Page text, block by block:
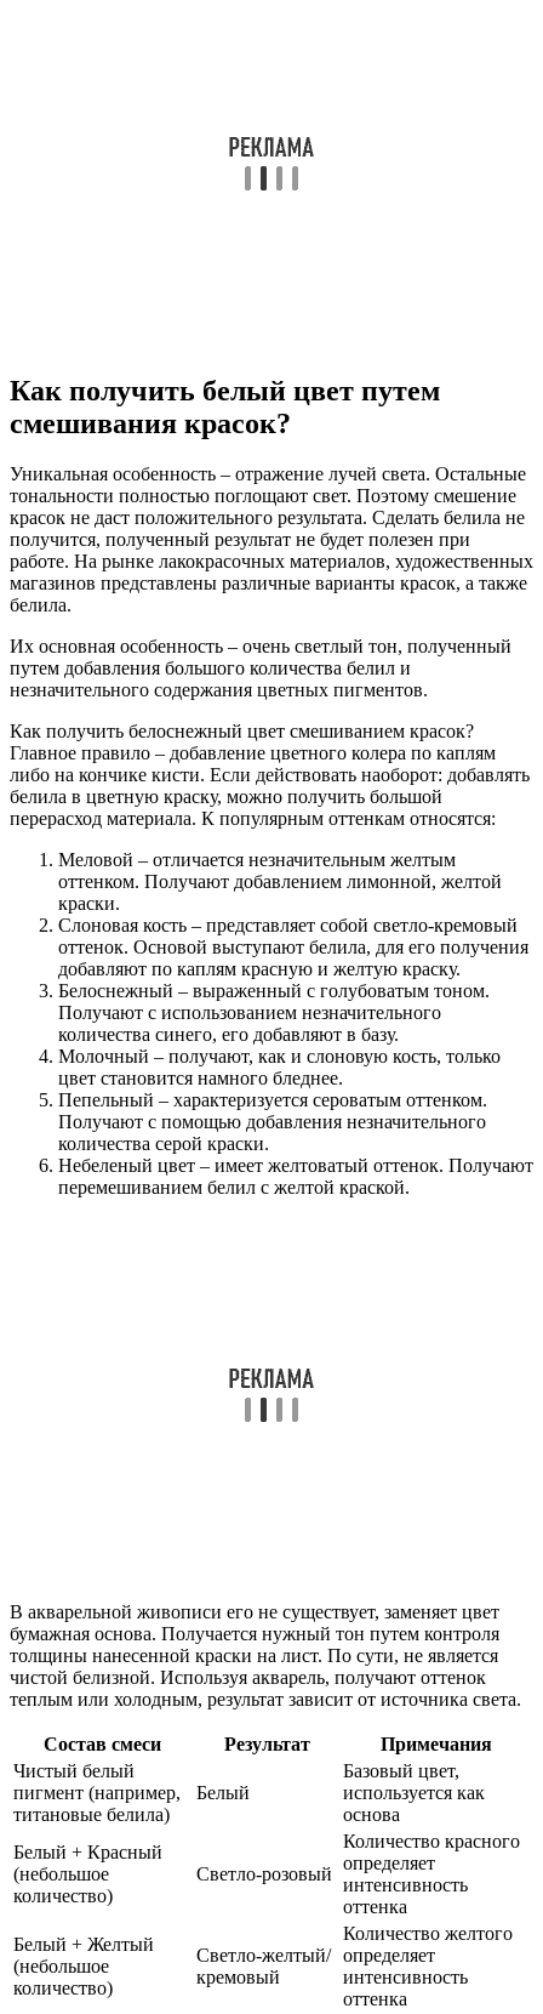
Как получить белый цвет путем
смешивания красок?
Уникальная особенность – отражение лучей света. Остальные
тональности полностью поглощают свет. Поэтому смешение
красок не даст положительного результата. Сделать белила не
получится, полученный результат не будет полезен при
работе. На рынке лакокрасочных материалов, художественных
магазинов представлены различные варианты красок, а также
белила.
Их основная особенность – очень светлый тон, полученный
путем добавления большого количества белил и
незначительного содержания цветных пигментов.
Как получить белоснежный цвет смешиванием красок?
Главное правило – добавление цветного колера по каплям
либо на кончике кисти. Если действовать наоборот: добавлять
белила в цветную краску, можно получить большой
перерасход материала. К популярным оттенкам относятся:
Меловой – отличается незначительным желтым
оттенком. Получают добавлением лимонной, желтой
краски.
Слоновая кость – представляет собой светло-кремовый
оттенок. Основой выступают белила, для его получения
добавляют по каплям красную и желтую краску.
Белоснежный – выраженный с голубоватым тоном.
Получают с использованием незначительного
количества синего, его добавляют в базу.
Молочный – получают, как и слоновую кость, только
цвет становится намного бледнее.
Пепельный – характеризуется сероватым оттенком.
Получают с помощью добавления незначительного
количества серой краски.
Небеленый цвет – имеет желтоватый оттенок. Получают
перемешиванием белил с желтой краской.
В акварельной живописи его не существует, заменяет цвет
бумажная основа. Получается нужный тон путем контроля
толщины нанесенной краски на лист. По сути, не является
чистой белизной. Используя акварель, получают оттенок
теплым или холодным, результат зависит от источника света.
Состав смеси Результат
Примечания
Чистый белый
пигмент (например,
титановые белила)
Белый
Базовый цвет,
используется как
основа
Белый + Красный
(небольшое
количество)
Светло-розовый
Количество красного
определяет
интенсивность
оттенка
Белый + Желтый
(небольшое
количество)
Светло-желтый/
кремовый
Количество желтого
определяет
интенсивность
оттенка